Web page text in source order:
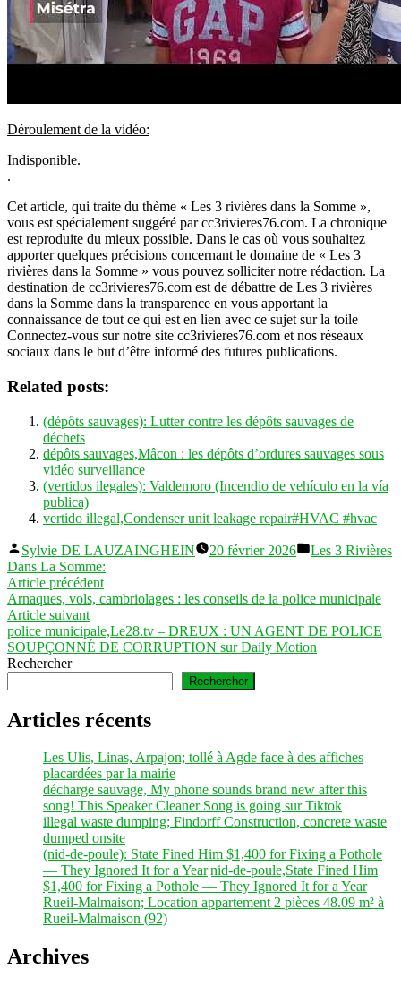
Déroulement de la vidéo:
Indisponible.
.
Cet article, qui traite du thème « Les 3 rivières dans la Somme »,
vous est spécialement suggéré par cc3rivieres76.com. La chronique
est reproduite du mieux possible. Dans le cas où vous souhaitez
apporter quelques précisions concernant le domaine de « Les 3
rivières dans la Somme » vous pouvez solliciter notre rédaction. La
destination de cc3rivieres76.com est de débattre de Les 3 rivières
dans la Somme dans la transparence en vous apportant la
connaissance de tout ce qui est en lien avec ce sujet sur la toile
Connectez-vous sur notre site cc3rivieres76.com et nos réseaux
sociaux dans le but d’être informé des futures publications.
Related posts:
(dépôts sauvages): Lutter contre les dépôts sauvages de
déchets
dépôts sauvages,Mâcon : les dépôts d’ordures sauvages sous
vidéo surveillance
(vertidos ilegales): Valdemoro (Incendio de vehículo en la vía
publica)
vertido illegal,Condenser unit leakage repair#HVAC #hvac
Publié
par
Sylvie DE LAUZAINGHEIN 20 février 2026
Publié
Les 3 Rivières
Dans La Somme:
Navigation
de
l’article
Article précédentArticle
précédent :
Arnaques, vols, cambriolages : les conseils de la police municipale
Article suivantArticle
suivant :
police municipale,Le28.tv – DREUX : UN AGENT DE POLICE
SOUPÇONNÉ DE CORRUPTION sur Daily Motion
Rechercher
Rechercher
Articles récents
Les Ulis, Linas, Arpajon; tollé à Agde face à des affiches
placardées par la mairie
décharge sauvage, My phone sounds brand new after this
song! This Speaker Cleaner Song is going sur Tiktok
illegal waste dumping; Findorff Construction, concrete waste
dumped onsite
(nid-de-poule): State Fined Him $1,400 for Fixing a Pothole
— They Ignored It for a Year|nid-de-poule,State Fined Him
$1,400 for Fixing a Pothole — They Ignored It for a Year
Rueil-Malmaison; Location appartement 2 pièces 48.09 m² à
Rueil-Malmaison (92)
Archives